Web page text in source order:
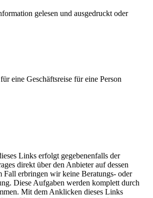
gelesen und ausgedruckt oder
eine Geschäftsreise für eine Person
Links erfolgt gegebenenfalls der
direkt über den Anbieter auf dessen
Fall erbringen wir keine Beratungs- oder
Diese Aufgaben werden komplett durch
Mit dem Anklicken dieses Links